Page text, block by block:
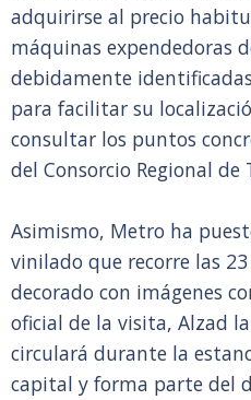
adquirirse al precio
máquinas expendedoras
debidamente
para facilitar su
consultar los puntos
del Consorcio Regional de
Asimismo, Metro ha
vinilado que recorre las
decorado con imágenes
oficial de la visita, Alzad
circulará durante la
capital y forma parte del